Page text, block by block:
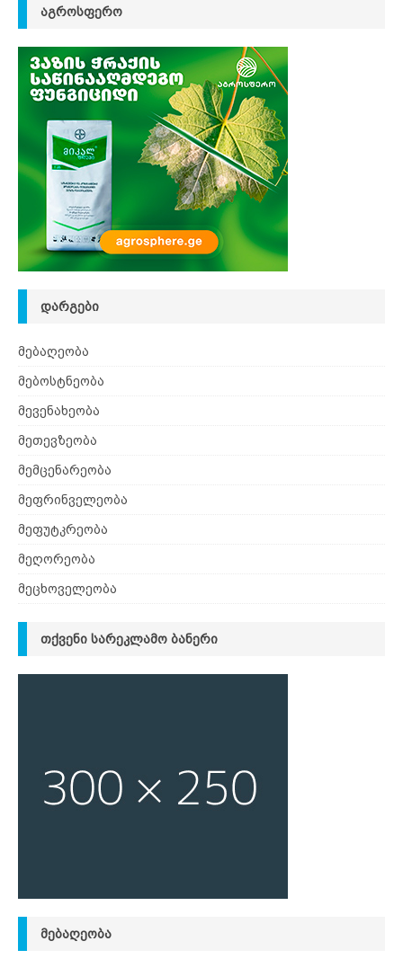
ᲐᲒᲠᲝᲡᲤᲔᲠᲝ
ᲓᲐᲠᲒᲔᲑᲘ
მებაღეობა
მებოსტნეობა
მევენახეობა
მეთევზეობა
მემცენარეობა
მეფრინველეობა
მეფუტკრეობა
მეღორეობა
მეცხოველეობა
ᲗᲥᲕᲔᲜᲘ ᲡᲐᲠᲔᲙᲚᲐᲛᲝ ᲑᲐᲜᲔᲠᲘ
ᲛᲔᲑᲐᲦᲔᲝᲑᲐ